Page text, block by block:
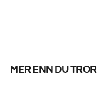
mer enn du tror